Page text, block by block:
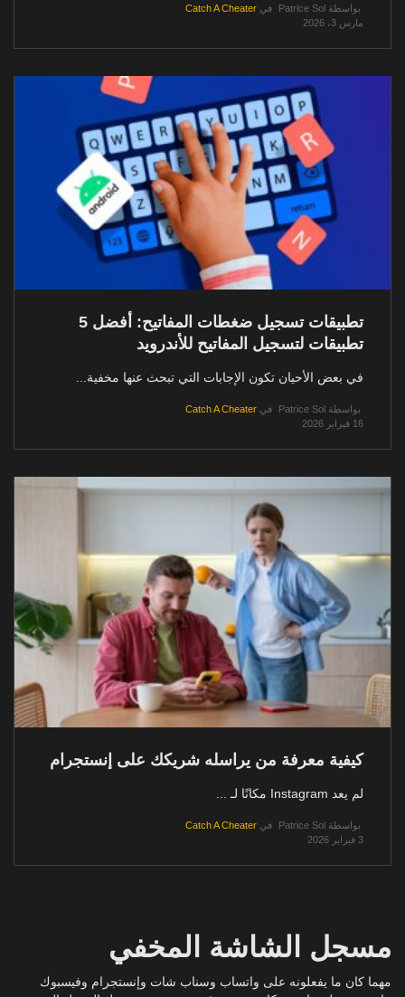
بواسطة Patrice Sol في Catch A Cheater
مارس 3، 2026
تطبيقات تسجيل ضغطات المفاتيح: أفضل 5
تطبيقات لتسجيل المفاتيح للأندرويد
في بعض الأحيان تكون الإجابات التي تبحث عنها مخفية...
بواسطة Patrice Sol في Catch A Cheater
16 فبراير 2026
كيفية معرفة من يراسله شريكك على إنستجرام
لم يعد Instagram مكانًا لـ ...
بواسطة Patrice Sol في Catch A Cheater
3 فبراير 2026
مسجل الشاشة المخفي
مهما كان ما يفعلونه على واتساب وسناب شات وإنستجرام وفيسبوك